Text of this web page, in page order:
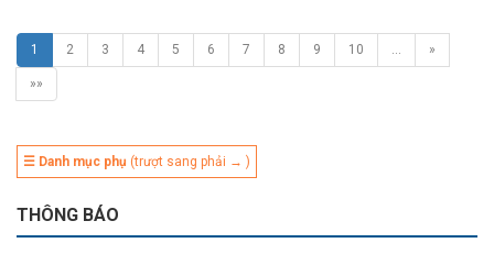
1 2 3 4 5 6 7 8 9 10 … »
»»
☰ Danh mục phụ (trượt sang phải → )
THÔNG BÁO